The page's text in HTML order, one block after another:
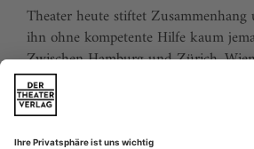
Theater heute stiftet
ihn ohne kompetente Hilfe kaum
Zwischen Hamburg und Zürich,
Jena und Aachen gibt es wie nirgends
dichte, vielfältige und produktive
Theater heute sind Sie jederzeit über